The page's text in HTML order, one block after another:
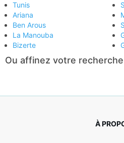
Tunis
Ariana
Ben Arous
La Manouba
Bizerte
Ou affinez votre
À